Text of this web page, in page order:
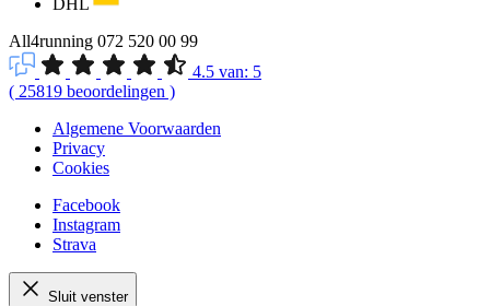
DHL
All4running 072 520 00 99
4.5 van: 5
( 25819 beoordelingen )
Algemene Voorwaarden
Privacy
Cookies
Facebook
Instagram
Strava
Sluit venster